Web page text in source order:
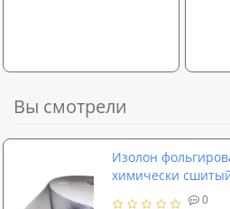
Вы смотрели
Изолон
химически
0